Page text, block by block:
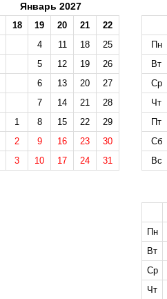
Январь 2027
18 19 20 21
22
4 11 18
25
5 12 19
26
6 13 20
27
7 14 21
28
1 8 15 22
29
2 9 16 23
30
3 10 17 24 31
Пн
Вт
Ср
Чт
Пт
Сб
Вс
Пн
Вт
Ср
Чт